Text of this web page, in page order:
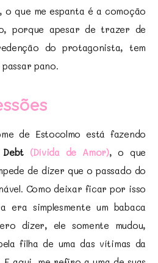
que me espanta é a comoção
porque apesar de trazer de
do protagonista, tem
pano.
de Estocolmo está fazendo
(Dívida de Amor), o que
de dizer que o passado do
Como deixar ficar por isso
era simplesmente um babaca
dizer, ele somente mudou,
filha de uma das vítimas da